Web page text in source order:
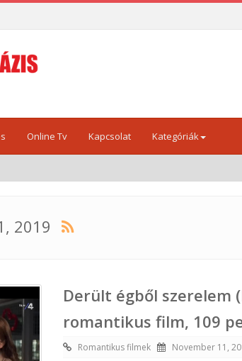
Online Tv Kapcsolat Kategóriák
2019
Derült égből szerelem
romantikus film, 109
Romantikus filmek November 11,